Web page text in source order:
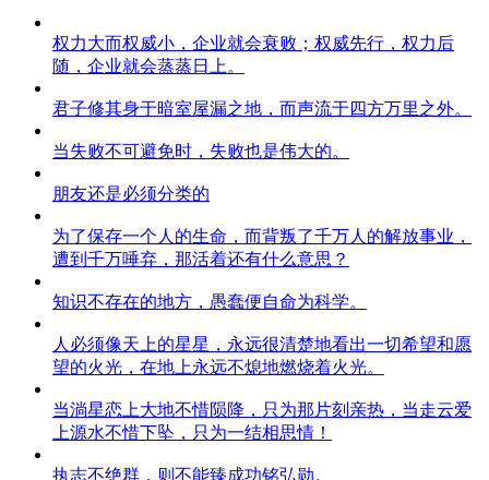
权力大而权威小，企业就会衰败；权威先行，权力后
随，企业就会蒸蒸日上。
君子修其身于暗室屋漏之地，而声流于四方万里之外。
当失败不可避免时，失败也是伟大的。
朋友还是必须分类的
为了保存一个人的生命，而背叛了千万人的解放事业，
遭到千万唾弃，那活着还有什么意思？
知识不存在的地方，愚蠢便自命为科学。
人必须像天上的星星，永远很清楚地看出一切希望和愿
望的火光，在地上永远不熄地燃烧着火光。
当淌星恋上大地不惜陨降，只为那片刻亲热，当走云爱
上源水不惜下坠，只为一结相思情！
执志不绝群，则不能臻成功铭弘勋。